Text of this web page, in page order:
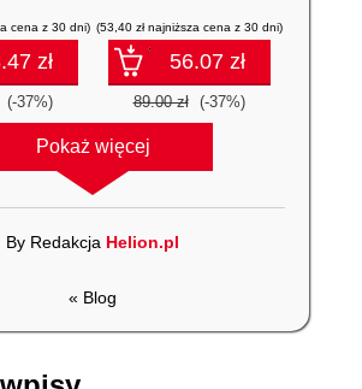
cena z 30 dni)
zł
(-37%)
(53,40 zł najniższa cena z 30 dni)
56.07 zł
89.00 zł (-37%)
Pokaż więcej
« Blog
By Redakcja Helion.pl